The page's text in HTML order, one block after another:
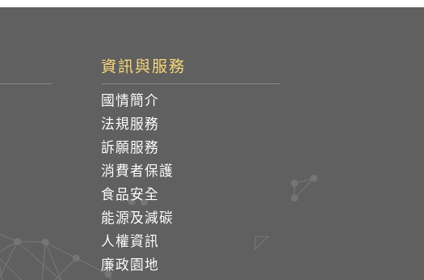
資訊與服務
國情簡介
法規服務
訴願服務
消費者保護
食品安全
能源及減碳
人權資訊
廉政園地